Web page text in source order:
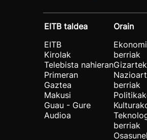
EITB taldea
EITB
Kirolak
Telebista nahieran
Primeran
Gaztea
Makusi
Guau - Gure
Audioa
Orain
berriak
berriak
berriak